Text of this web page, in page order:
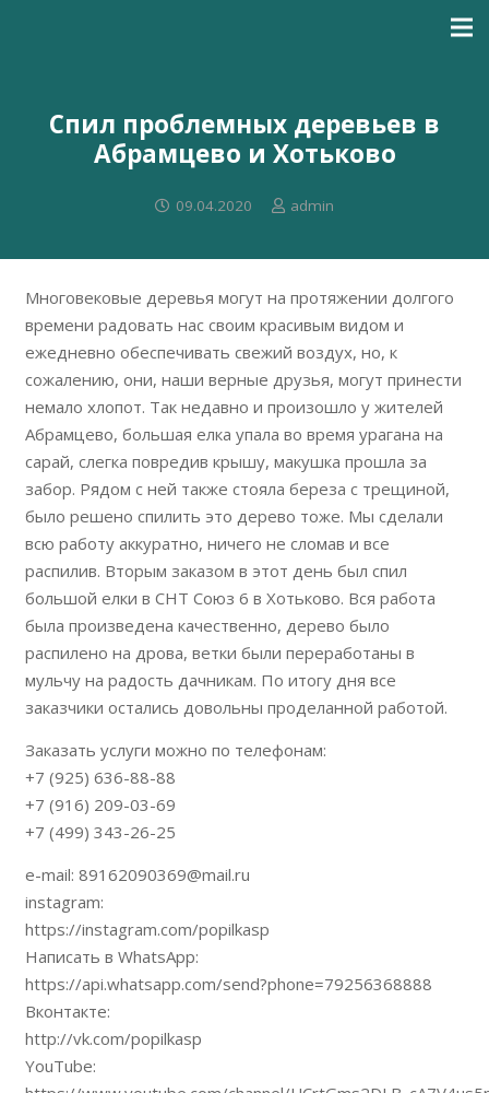
Спил проблемных деревьев в
Абрамцево и Хотьково
09.04.2020 admin
Многовековые деревья могут на протяжении долгого
времени радовать нас своим красивым видом и
ежедневно обеспечивать свежий воздух, но, к
сожалению, они, наши верные друзья, могут принести
немало хлопот. Так недавно и произошло у жителей
Абрамцево, большая елка упала во время урагана на
сарай, слегка повредив крышу, макушка прошла за
забор. Рядом с ней также стояла береза с трещиной,
было решено спилить это дерево тоже. Мы сделали
всю работу аккуратно, ничего не сломав и все
распилив. Вторым заказом в этот день был спил
большой елки в СНТ Союз 6 в Хотьково. Вся работа
была произведена качественно, дерево было
распилено на дрова, ветки были переработаны в
мульчу на радость дачникам. По итогу дня все
заказчики остались довольны проделанной работой.
Заказать услуги можно по телефонам:
+7 (925) 636-88-88
+7 (916) 209-03-69
+7 (499) 343-26-25
e-mail: 89162090369@mail.ru
instagram:
https://instagram.com/popilkasp
Написать в WhatsApp:
https://api.whatsapp.com/send?phone=79256368888
Вконтакте:
http://vk.com/popilkasp
YouTube: